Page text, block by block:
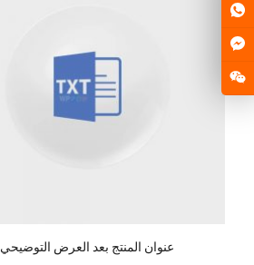
عنوان المنتج بعد العرض التوضيحي